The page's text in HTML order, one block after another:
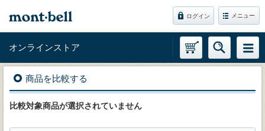
ログイン メニュー
オンラインストア
商品を比較する
比較対象商品が選択されていません